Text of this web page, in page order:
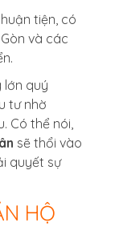
tiện, có
và các
lớn quý
tư nhờ
Có thể nói,
sẽ thổi vào
quyết sự
HỘ